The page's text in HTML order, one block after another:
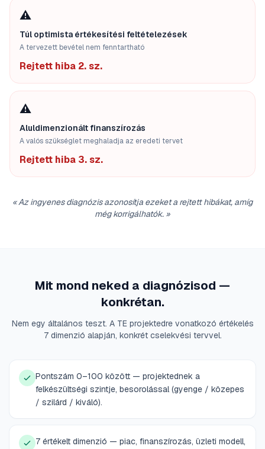
⚠️
Túl optimista értékesítési feltételezések
A tervezett bevétel nem fenntartható
Rejtett hiba 2. sz.
⚠️
Aluldimenzionált finanszírozás
A valós szükséglet meghaladja az eredeti tervet
Rejtett hiba 3. sz.
«Az ingyenes diagnózis azonosítja ezeket a rejtett hibákat, amíg
még korrigálhatók. »
Mit mond neked a diagnózisod —
konkrétan.
Nem egy általános teszt. A TE projektedre vonatkozó értékelés
7 dimenzió alapján, konkrét cselekvési tervvel.
Pontszám 0–100 között — projektednek a
felkészültségi szintje, besorolással (gyenge / közepes
/ szilárd / kiváló).
7 értékelt dimenzió — piac, finanszírozás, üzleti modell,